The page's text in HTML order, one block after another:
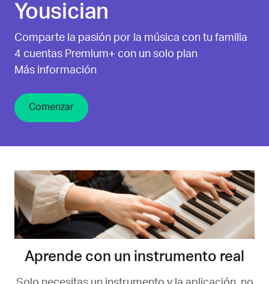
Yousician
Comparte la pasión por la música con tu familia
4 cuentas Premium+ con un solo plan
Más información
Comenzar
Aprende con un instrumento real